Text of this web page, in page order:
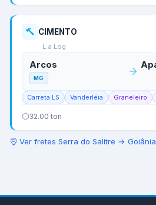
CIMENTO
L.a Log
Arcos
MG
Carreta LS Vanderléia Graneleiro
32.00 ton
Ver fretes Serra do Salitre → Goiânia